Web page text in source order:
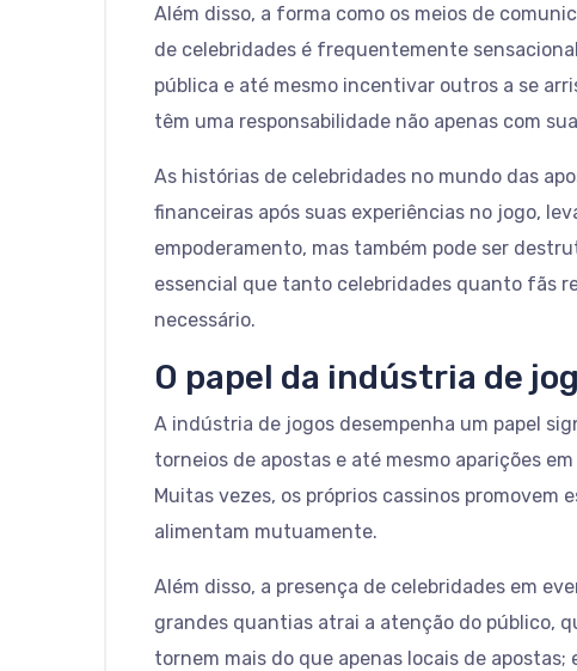
Além disso, a forma como os meios de
de celebridades é frequentemente
pública e até mesmo incentivar outros a se
têm uma responsabilidade não apenas com
As histórias de celebridades no mundo das
financeiras após suas experiências no jogo,
empoderamento, mas também pode ser
essencial que tanto celebridades quanto fãs
necessário.
O papel da indústria de
A indústria de jogos desempenha um papel
torneios de apostas e até mesmo aparições
Muitas vezes, os próprios cassinos
alimentam mutuamente.
Além disso, a presença de celebridades em
grandes quantias atrai a atenção do público,
tornem mais do que apenas locais de